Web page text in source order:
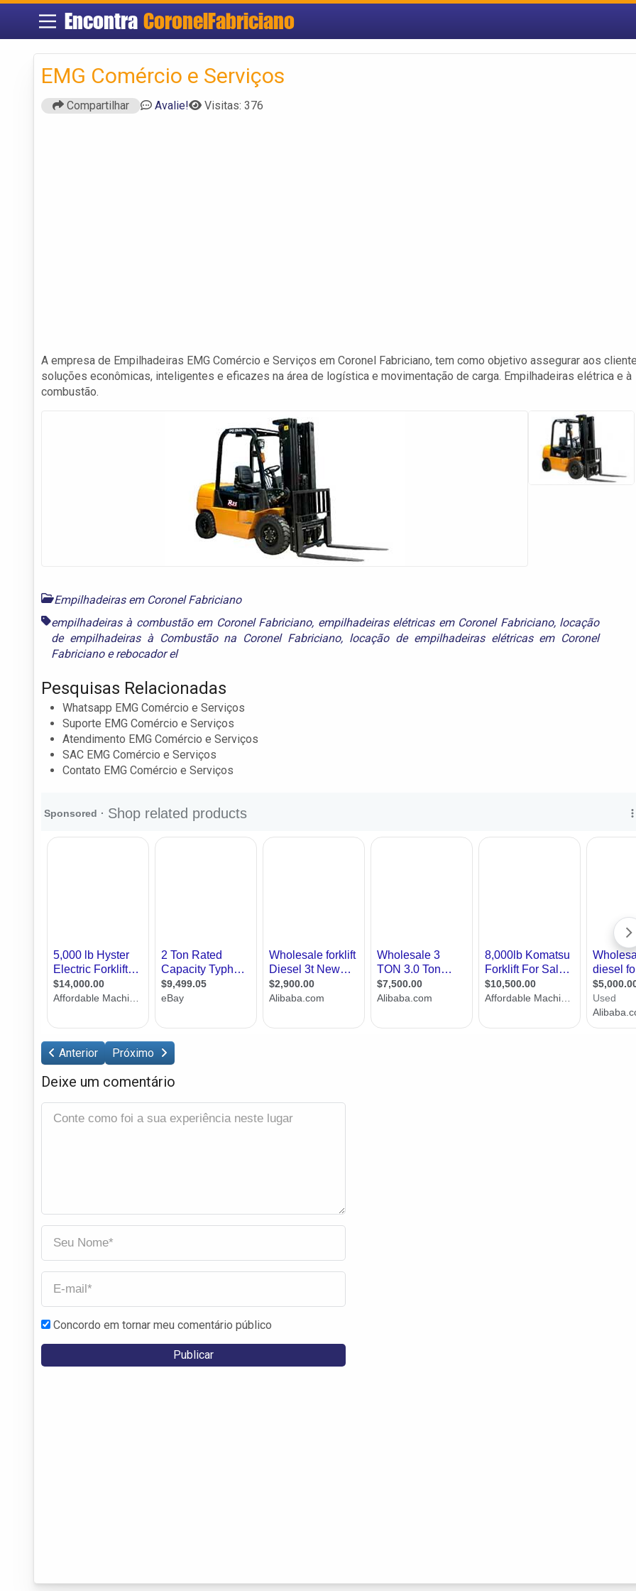
Encontra CoronelFabriciano
EMG Comércio e Serviços
Compartilhar Avalie! Visitas: 376
A empresa de Empilhadeiras EMG Comércio e Serviços em Coronel Fabriciano, tem como objetivo assegurar aos
soluções econômicas, inteligentes e eficazes na área de logística e movimentação de carga. Empilhadeiras elétrica e à
combustão.
Empilhadeiras em Coronel Fabriciano
empilhadeiras à combustão em Coronel Fabriciano, empilhadeiras elétricas em Coronel Fabriciano, locação
de empilhadeiras à Combustão na Coronel Fabriciano, locação de empilhadeiras elétricas em Coronel
Fabricianoerebocador el
Pesquisas Relacionadas
Whatsapp EMG Comércio e Serviços
Suporte EMG Comércio e Serviços
Atendimento EMG Comércio e Serviços
SAC EMG Comércio e Serviços
Contato EMG Comércio e Serviços
Anterior Próximo
Deixe um comentário
Concordo em tornar meu comentário público